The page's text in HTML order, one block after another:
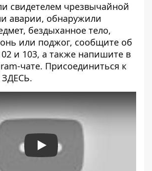
свидетелем чрезвычайной
аварии, обнаружили
бездыханное тело,
или поджог, сообщите об
и 103, а также напишите в
чате. Присоединиться к
ЗДЕСЬ.
Play